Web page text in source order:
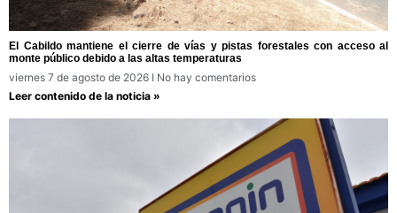
El Cabildo mantiene el cierre de vías y pistas forestales con acceso al
monte público debido a las altas temperaturas
viernes 7 de agosto de 2026
No hay comentarios
Leer contenido de la noticia »